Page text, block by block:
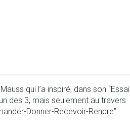
qui l’a inspiré, dans son “Essai
des 3, mais seulement au travers
Donner-Recevoir-Rendre”.